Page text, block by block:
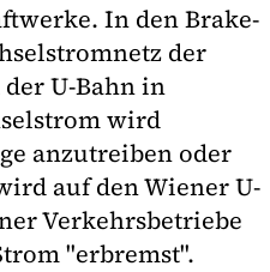
In den Brake-
der
U-Bahn in
wird
anzutreiben oder
auf den Wiener U-
Verkehrsbetriebe
"erbremst".